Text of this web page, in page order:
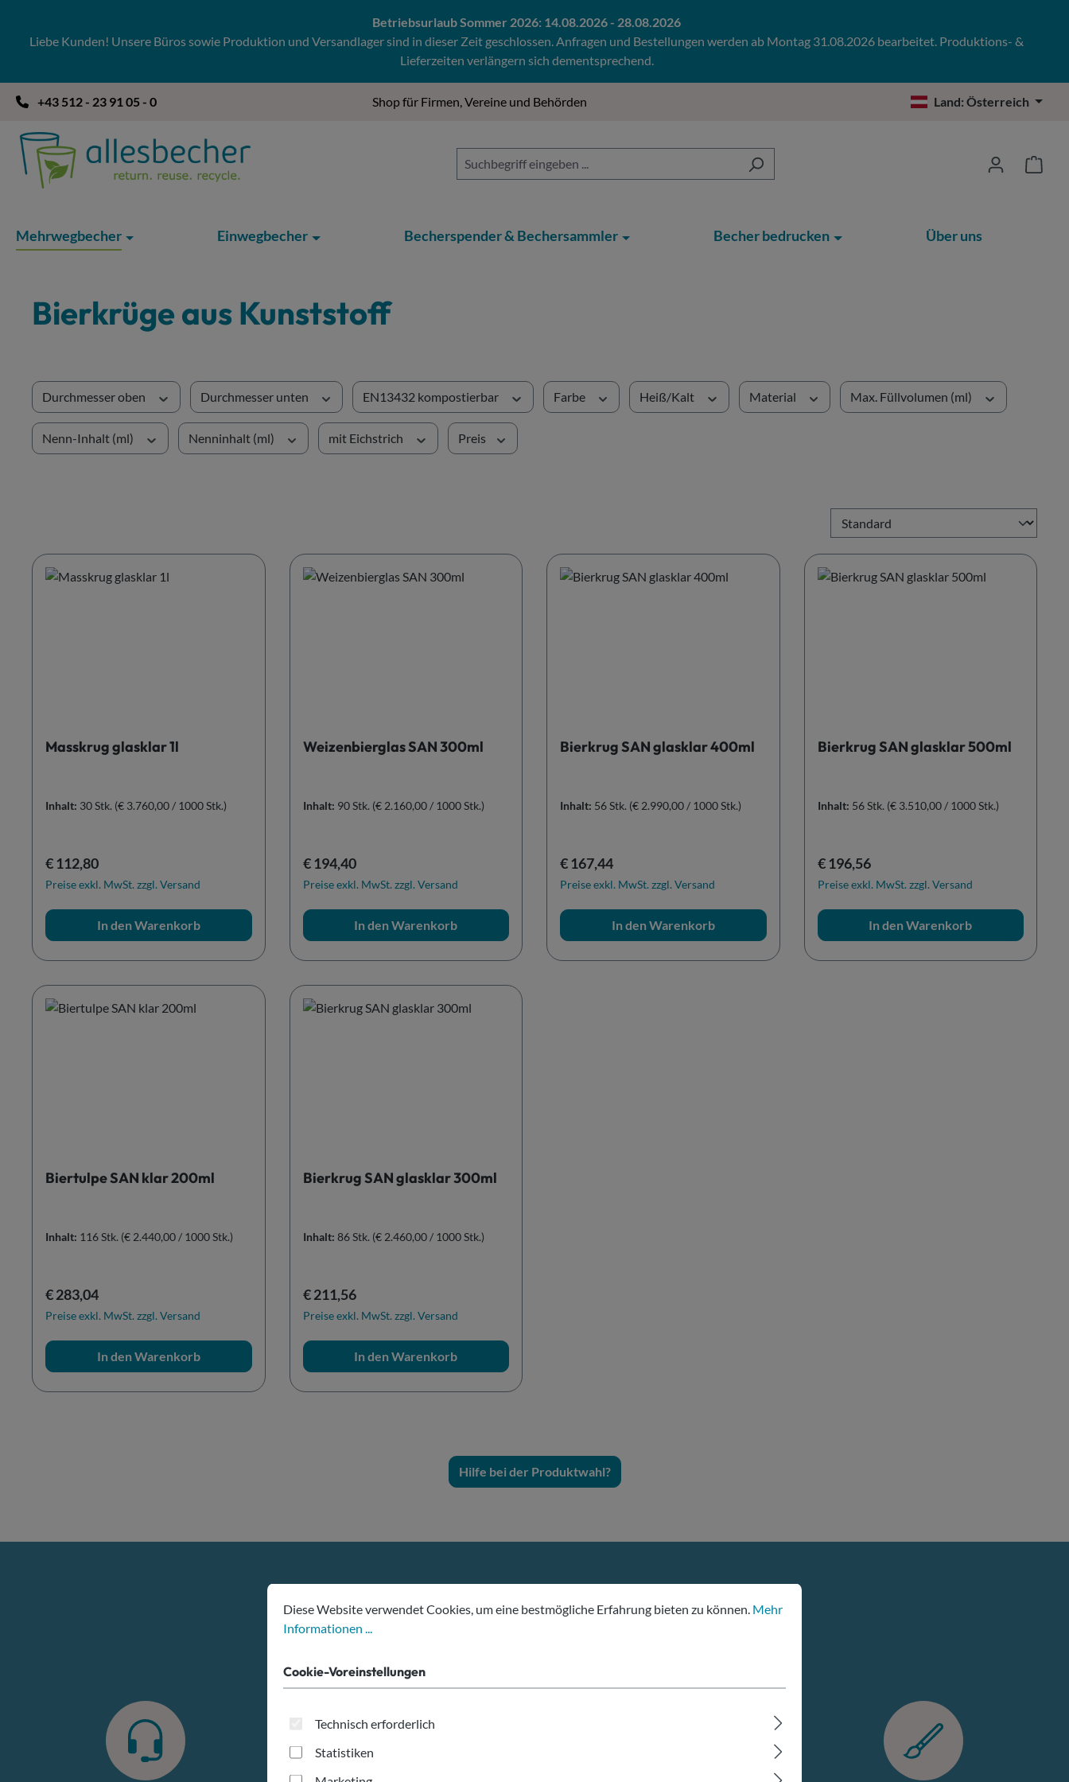
Betriebsurlaub Sommer 2026: 14.08.2026 - 28.08.2026
Liebe Kunden! Unsere Büros sowie Produktion und Versandlager sind in dieser Zeit geschlossen. Anfragen und Bestellungen werden ab Montag 31.08.2026 bearbeitet. Produktions- &
Lieferzeiten verlängern sich dementsprechend.
+43 512 - 23 91 05 - 0 Shop für Firmen, Vereine und Behörden Land:Österreich
Mehrwegbecher Einwegbecher Becherspender & Bechersammler Becher bedrucken Über uns
Bierkrüge aus Kunststoff
Durchmesser oben Durchmesser unten EN13432 kompostierbar Farbe Heiß/Kalt Material Max. Füllvolumen (ml)
Nenn-Inhalt (ml) Nenninhalt (ml) mit Eichstrich Preis
Masskrug glasklar 1l
Inhalt: 30 Stk. (€ 3.760,00 / 1000 Stk.)
Regulärer Preis:
€ 112,80
Preise exkl. MwSt. zzgl. Versand
In den Warenkorb
Weizenbierglas SAN 300ml
Inhalt: 90 Stk. (€ 2.160,00 / 1000 Stk.)
Regulärer Preis:
€ 194,40
Preise exkl. MwSt. zzgl. Versand
In den Warenkorb
Bierkrug SAN glasklar 400ml
Inhalt: 56 Stk. (€ 2.990,00 / 1000 Stk.)
Regulärer Preis:
€ 167,44
Preise exkl. MwSt. zzgl. Versand
In den Warenkorb
Bierkrug SAN glasklar 500ml
Inhalt: 56 Stk. (€ 3.510,00 / 1000 Stk.)
Regulärer Preis:
€ 196,56
Preise exkl. MwSt. zzgl. Versand
In den Warenkorb
Biertulpe SAN klar 200ml
Inhalt: 116 Stk. (€ 2.440,00 / 1000 Stk.)
Regulärer Preis:
€ 283,04
Preise exkl. MwSt. zzgl. Versand
In den Warenkorb
Bierkrug SAN glasklar 300ml
Inhalt: 86 Stk. (€ 2.460,00 / 1000 Stk.)
Regulärer Preis:
€ 211,56
Preise exkl. MwSt. zzgl. Versand
In den Warenkorb
Hilfe bei der Produktwahl?
Deine Vorteile bei allesbecher
Cookie-Voreinstellungen
Diese Website verwendet Cookies, um eine bestmögliche Erfahrung bieten zu können.
Mehr Informationen ...
Diese Website verwendet Cookies, um eine bestmögliche Erfahrung bieten zu können. Mehr
Informationen ...
Cookie-Voreinstellungen
Technisch erforderlich
Statistiken